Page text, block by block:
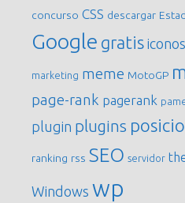
concurso CSS descargar
Google gratis iconos
marketing meme MotoGP
page-rank pagerank
plugin plugins
ranking rss SEO servidor
Windows wp